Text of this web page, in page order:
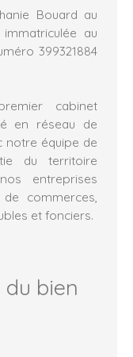
Bouard au
au
399321884
cabinet
en réseau de
notre équipe de
du territoire
entreprises
commerces,
et fonciers.
du bien